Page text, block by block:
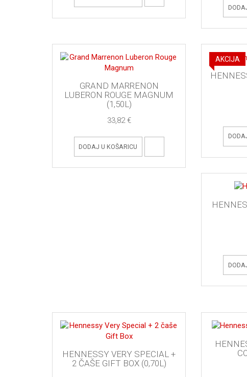
GRAND MARRENON
LUBERON ROUGE MAGNUM
(1,50L)
33,82 €
DODAJ U KOŠARICU
AKCIJA
HENNESSY VERY SPECIAL +
2 ČAŠE GIFT BOX (0,70L)